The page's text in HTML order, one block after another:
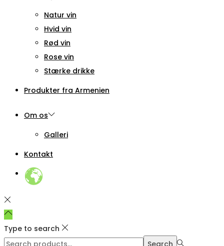
Natur vin
Hvid vin
Rød vin
Rose vin
Stærke drikke
Produkter fra Armenien
Om os
Galleri
Kontakt
Type to search
Search
Search